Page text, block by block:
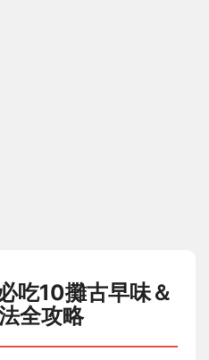
吃10攤古早味＆
全攻略